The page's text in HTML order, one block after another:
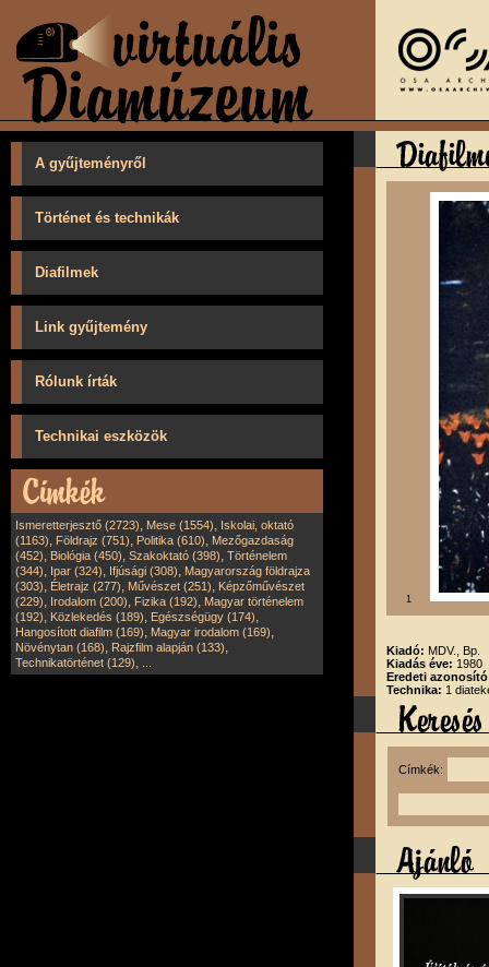
A gyűjteményről
Történet és technikák
Diafilmek
Link gyűjtemény
Rólunk írták
Technikai eszközök
Ismeretterjesztő (2723), Mese (1554), Iskolai, oktató
(1163), Földrajz (751), Politika (610), Mezőgazdaság
(452), Biológia (450), Szakoktató (398), Történelem
(344), Ipar (324), Ifjúsági (308), Magyarország földrajza
(303), Életrajz (277), Művészet (251), Képzőművészet
(229), Irodalom (200), Fizika (192), Magyar történelem
(192), Közlekedés (189), Egészségügy (174),
Hangosított diafilm (169), Magyar irodalom (169),
Növénytan (168), Rajzfilm alapján (133),
Technikatörténet (129),
1
Kiadó: MDV., Bp.
Kiadás éve: 1980
Eredeti
Technika: 1
Címkék: